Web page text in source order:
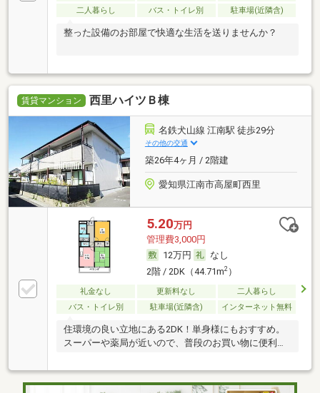
二人暮らし
バス・トイレ別 駐車場(近隣含)
整った設備のお部屋で快適な生活を送りませんか？
賃貸マンション 西里ハイツＢ棟
名鉄犬山線 江南駅 徒歩29分
その他の交通
築26年4ヶ月 / 2階建
愛知県江南市高屋町西里
5.20万円
管理費3,000円
12万円
なし
2階 / 2DK（44.71m2）
礼金なし 更新料なし
二人暮らし
バス・トイレ別
駐車場(近隣含) インターネット無料
住環境の良い立地にある2DK！単身様にもおすすめ。
スーパーや薬局が近いので、普段のお買い物に便利で